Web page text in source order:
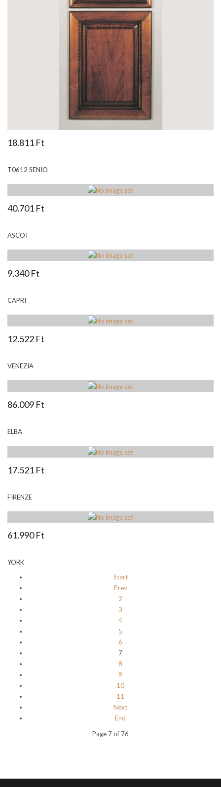
18.811 Ft
T0612 SENIO
40.701 Ft
ASCOT
9.340 Ft
CAPRI
12.522 Ft
VENEZIA
86.009 Ft
ELBA
17.521 Ft
FIRENZE
61.990 Ft
YORK
Start
Prev
2
3
4
5
6
7
8
9
10
11
Next
End
Page 7 of 76